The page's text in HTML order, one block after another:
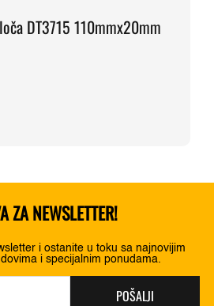
DT3715 110mmx20mm
ZA NEWSLETTER!
i ostanite u toku sa najnovijim
i specijalnim ponudama.
POŠALJI